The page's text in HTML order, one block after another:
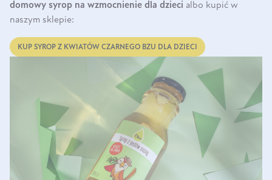
domowy syrop na wzmocnienie dla dzieci albo kupić w
naszym sklepie:
KUP SYROP Z KWIATÓW CZARNEGO BZU DLA DZIECI